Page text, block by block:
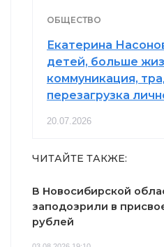
ОБЩЕСТВО
Екатерина
детей, больше
коммуникация,
перезагрузка
20.07.2026
ЧИТАЙТЕ ТАКЖЕ:
В Новосибирской
заподозрили в
рублей